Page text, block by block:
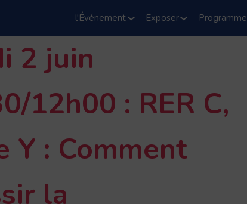
l'Événement Exposer Programme
2 juin
12h00 : RER C,
Y : Comment
la